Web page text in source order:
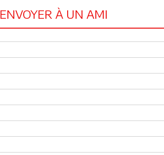
ENVOYER À UN AMI